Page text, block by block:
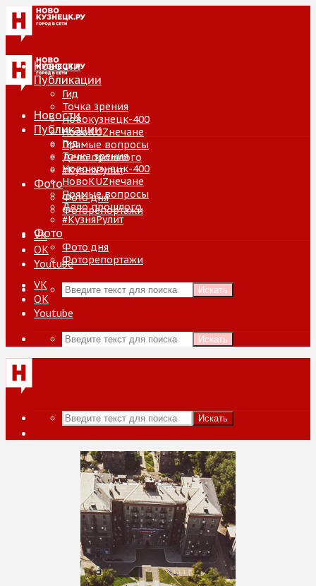
Новости
Публикации
Гид
Точка зрения
Новокузнецк-400
НовоKUZнечане
Прямые вопросы
Дело прошлого
#КузняРулит
Фото
Фото дня
Фоторепортажи
VK
ОК
Youtube
Искать
Новости
Публикации
Гид
Точка зрения
Новокузнецк-400
НовоKUZнечане
Прямые вопросы
Дело прошлого
#КузняРулит
Фото
Фото дня
Фоторепортажи
VK
ОК
Youtube
Искать
Искать